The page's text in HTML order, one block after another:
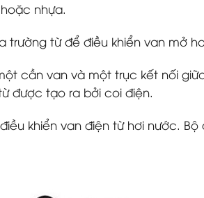
nhựa.
trường từ để điều khiển van mở
cần van và một trục kết nối
được tạo ra bởi coi điện.
khiển van điện từ hơi nước.